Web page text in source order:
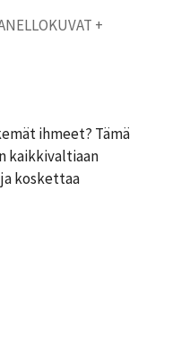
+
ihmeet? Tämä
kaikkivaltiaan
koskettaa